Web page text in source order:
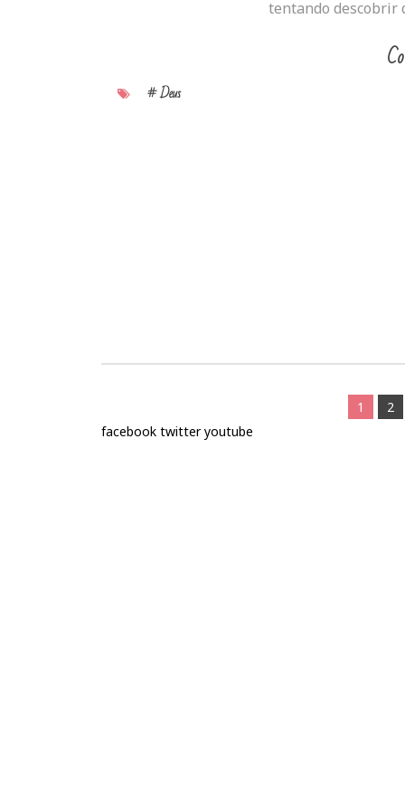
tentando descobrir
# Deus
1
2
facebook twitter youtube